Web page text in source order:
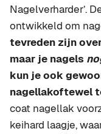
Nagelverharder’.
ontwikkeld om
tevreden zijn
maar je nagels
kun je ook
nagellakoftewel
coat nagellak
keihard laagje,